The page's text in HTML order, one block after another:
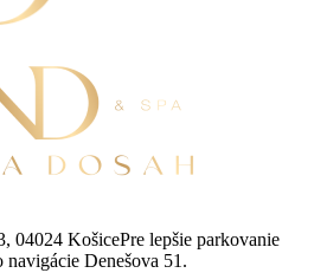
, 04024 KošicePre lepšie parkovanie
Denešova 51.